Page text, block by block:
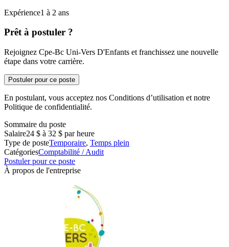
Expérience1 à 2 ans
Prêt à postuler ?
Rejoignez Cpe-Bc Uni-Vers D'Enfants et franchissez une nouvelle
étape dans votre carrière.
Postuler pour ce poste
En postulant, vous acceptez nos Conditions d’utilisation et notre
Politique de confidentialité.
Sommaire du poste
Salaire24 $ à 32 $ par heure
Type de posteTemporaire, Temps plein
CatégoriesComptabilité / Audit
Postuler pour ce poste
À propos de l'entreprise